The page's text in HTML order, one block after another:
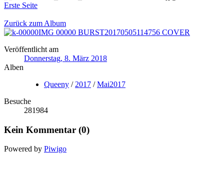
Erste Seite
Zurück zum Album
Veröffentlicht am
Donnerstag, 8. März 2018
Alben
Queeny / 2017 /Mai2017
Besuche
281984
Kein Kommentar (0)
Powered by Piwigo